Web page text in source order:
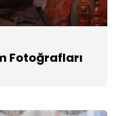
Fotoğrafları